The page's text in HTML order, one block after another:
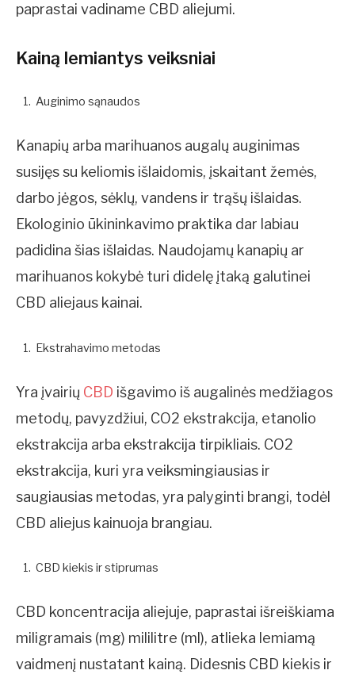
paprastai vadiname CBD aliejumi.
Kainą lemiantys veiksniai
Auginimo sąnaudos
Kanapių arba marihuanos augalų auginimas
susijęs su keliomis išlaidomis, įskaitant žemės,
darbo jėgos, sėklų, vandens ir trąšų išlaidas.
Ekologinio ūkininkavimo praktika dar labiau
padidina šias išlaidas. Naudojamų kanapių ar
marihuanos kokybė turi didelę įtaką galutinei
CBD aliejaus kainai.
Ekstrahavimo metodas
Yra įvairių CBD išgavimo iš augalinės medžiagos
metodų, pavyzdžiui, CO2 ekstrakcija, etanolio
ekstrakcija arba ekstrakcija tirpikliais. CO2
ekstrakcija, kuri yra veiksmingiausias ir
saugiausias metodas, yra palyginti brangi, todėl
CBD aliejus kainuoja brangiau.
CBD kiekis ir stiprumas
CBD koncentracija aliejuje, paprastai išreiškiama
miligramais (mg) mililitre (ml), atlieka lemiamą
vaidmenį nustatant kainą. Didesnis CBD kiekis ir